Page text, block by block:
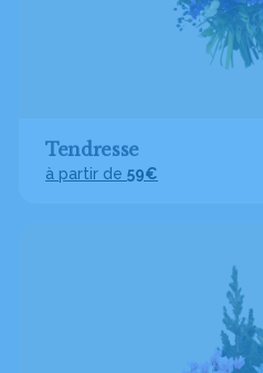
Tendresse
à partir de 59€